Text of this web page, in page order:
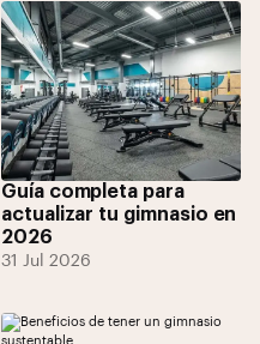
Guía completa para
actualizar tu gimnasio en
2026
31 Jul 2026